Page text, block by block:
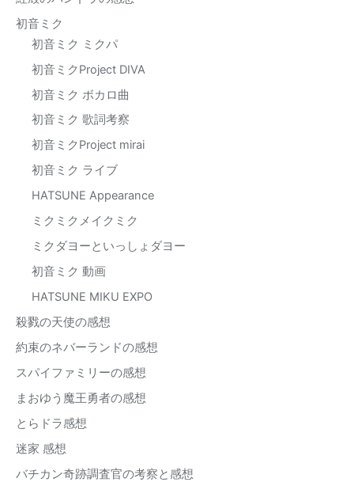
初音ミク
初音ミク ミクパ
初音ミクProject DIVA
初音ミク ボカロ曲
初音ミク 歌詞考察
初音ミクProject mirai
初音ミク ライブ
HATSUNE Appearance
ミクミクメイクミク
ミクダヨーといっしょダヨー
初音ミク 動画
HATSUNE MIKU EXPO
殺戮の天使の感想
約束のネバーランドの感想
スパイファミリーの感想
まおゆう魔王勇者の感想
とらドラ感想
迷家 感想
バチカン奇跡調査官の考察と感想